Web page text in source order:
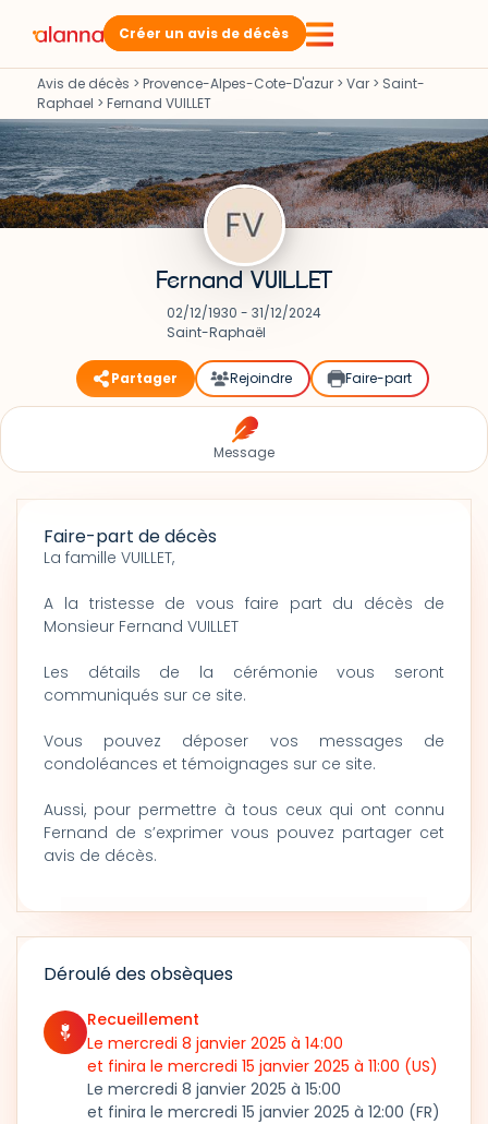
Créer un avis de décès
Avis de décès > Provence-Alpes-Cote-D'azur > Var > Saint-
Raphael > Fernand VUILLET
Fernand VUILLET
02/12/1930 - 31/12/2024
Saint-Raphaël
Partager Rejoindre Faire-part
Message
Faire-part de décès
La famille VUILLET,
A la tristesse de vous faire part du décès de
Monsieur Fernand VUILLET
Les détails de la cérémonie vous seront
communiqués sur ce site.
Vous pouvez déposer vos messages de
condoléances et témoignages sur ce site.
Aussi, pour permettre à tous ceux qui ont connu
Fernand de s’exprimer vous pouvez partager cet
avis de décès.
Déroulé des obsèques
Recueillement
Le mercredi 8 janvier 2025 à 14:00
et finira le mercredi 15 janvier 2025 à 11:00 (US)
Le mercredi 8 janvier 2025 à 15:00
et finira le mercredi 15 janvier 2025 à 12:00 (FR)